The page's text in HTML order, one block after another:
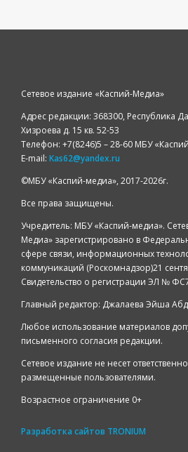
Сетевое издание «Каспий-Медиа»
Адрес редакции: 368300, Республика
Хизроева д. 15 кв. 52-53
Телефон: +7(8246)5 – 28-60 МБУ
E-mail: Kas62@yandex.ru
©️МБУ «Каспий-медиа», 2017-2026г.
Все права защищены.
Учредитель: МБУ «Каспий-медиа».
Медиа» зарегистрировано в
сфере связи, информационных
коммуникаций (Роскомнадзор)21
Свидетельство о регистрации ЭЛ №
Главный редактор: Джалаева Эйша
Любое использование материалов
письменного согласия редакции.
Сетевое издание не несет
размещенные пользователями.
Возрастное ограничение 0+
Разработка сайтов TRONIUM